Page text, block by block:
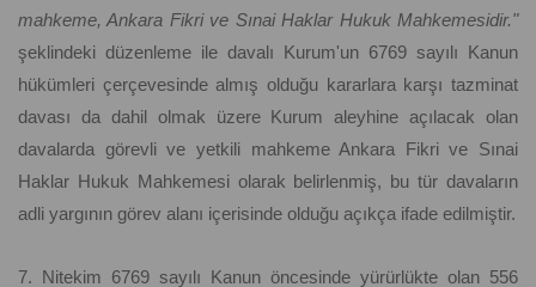
mahkeme, Ankara Fikri ve Sınai Haklar Hukuk Mahkemesidir."
şeklindeki düzenleme ile davalı Kurum'un 6769 sayılı Kanun
hükümleri çerçevesinde almış olduğu kararlara karşı tazminat
davası da dahil olmak üzere Kurum aleyhine açılacak olan
davalarda görevli ve yetkili mahkeme Ankara Fikri ve Sınai
Haklar Hukuk Mahkemesi olarak belirlenmiş, bu tür davaların
adli yargının görev alanı içerisinde olduğu açıkça ifade edilmiştir.
7. Nitekim 6769 sayılı Kanun öncesinde yürürlükte olan 556